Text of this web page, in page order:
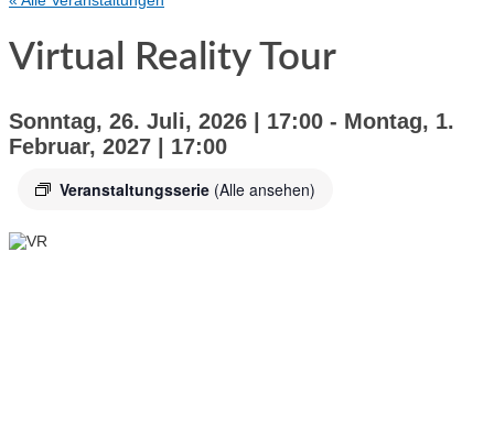
Virtual Reality Tour
Sonntag, 26. Juli, 2026 | 17:00 - Montag, 1.
Februar, 2027 | 17:00
Veranstaltungsserie (Alle ansehen)